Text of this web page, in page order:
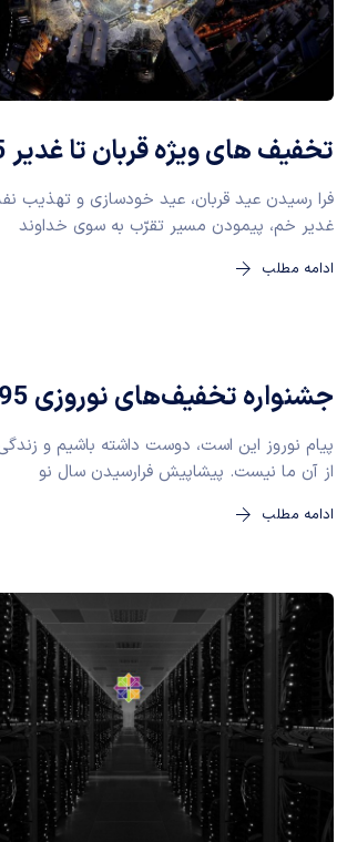
تخفیف های ویژه قربان تا غدیر 1395
فرا رسیدن عید قربان، عید خودسازی و تهذیب
غدیر خم، پیمودن مسیر تقرّب به سوی خداوند
ادامه مطلب
جشنواره تخفیف‌های نوروزی 1395
پیام نوروز این است، دوست داشته باشیم و
از آن ما نیست. پیشاپیش فرارسیدن سال نو
ادامه مطلب